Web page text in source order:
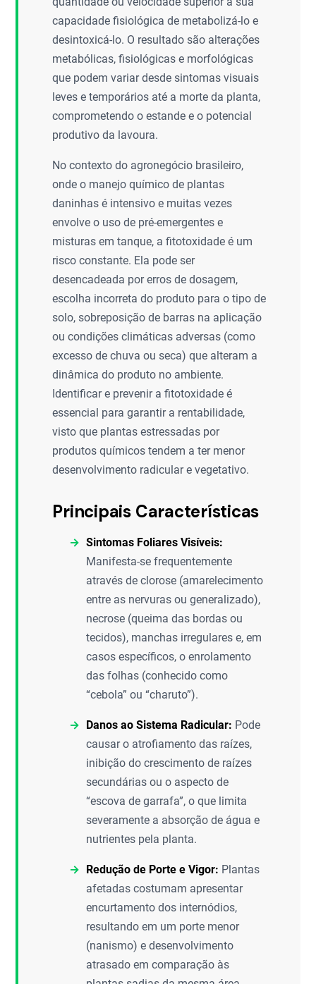
capacidade fisiológica de metabolizá-lo e
desintoxicá-lo. O resultado são alterações
metabólicas, fisiológicas e morfológicas
que podem variar desde sintomas visuais
leves e temporários até a morte da planta,
comprometendo o estande e o potencial
produtivo da lavoura.
No contexto do agronegócio brasileiro,
onde o manejo químico de plantas
daninhas é intensivo e muitas vezes
envolve o uso de pré-emergentes e
misturas em tanque, a fitotoxidade é um
risco constante. Ela pode ser
desencadeada por erros de dosagem,
escolha incorreta do produto para o tipo de
solo, sobreposição de barras na aplicação
ou condições climáticas adversas (como
excesso de chuva ou seca) que alteram a
dinâmica do produto no ambiente.
Identificar e prevenir a fitotoxidade é
essencial para garantir a rentabilidade,
visto que plantas estressadas por
produtos químicos tendem a ter menor
desenvolvimento radicular e vegetativo.
Principais Características
Sintomas Foliares Visíveis:
Manifesta-se frequentemente
através de clorose (amarelecimento
entre as nervuras ou generalizado),
necrose (queima das bordas ou
tecidos), manchas irregulares e, em
casos específicos, o enrolamento
das folhas (conhecido como
“cebola” ou “charuto”).
Danos ao Sistema Radicular: Pode
causar o atrofiamento das raízes,
inibição do crescimento de raízes
secundárias ou o aspecto de
“escova de garrafa”, o que limita
severamente a absorção de água e
nutrientes pela planta.
Redução de Porte e Vigor: Plantas
afetadas costumam apresentar
encurtamento dos internódios,
resultando em um porte menor
(nanismo) e desenvolvimento
atrasado em comparação às